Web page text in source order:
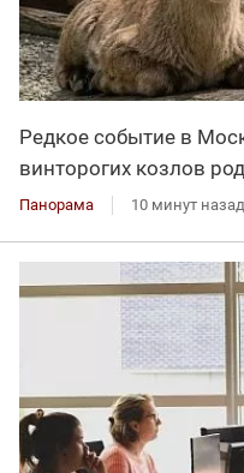
Редкое событие в
винторогих козлов
Панорама 10 минут назад